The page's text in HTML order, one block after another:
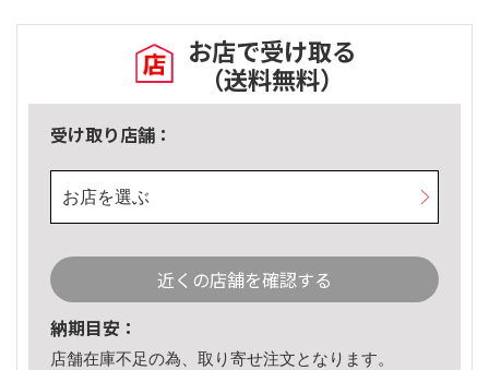
お店で受け取る
（送料無料）
受け取り店舗：
お店を選ぶ
近くの店舗を確認する
納期目安：
店舗在庫不足の為、取り寄せ注文となります。